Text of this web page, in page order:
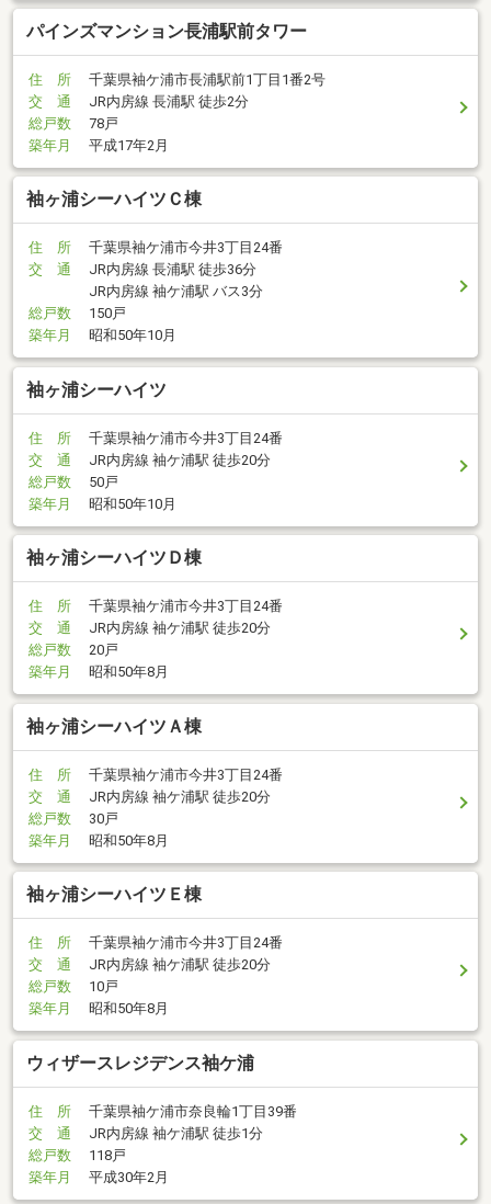
パインズマンション長浦駅前タワー
住 所
千葉県袖ケ浦市長浦駅前1丁目1番2号
交 通
JR内房線 長浦駅 徒歩2分
総戸数
78戸
築年月
平成17年2月
袖ヶ浦シーハイツＣ棟
住 所
千葉県袖ケ浦市今井3丁目24番
交 通
JR内房線 長浦駅 徒歩36分
JR内房線 袖ケ浦駅 バス3分
総戸数
150戸
築年月
昭和50年10月
袖ヶ浦シーハイツ
住 所
千葉県袖ケ浦市今井3丁目24番
交 通
JR内房線 袖ケ浦駅 徒歩20分
総戸数
50戸
築年月
昭和50年10月
袖ヶ浦シーハイツＤ棟
住 所
千葉県袖ケ浦市今井3丁目24番
交 通
JR内房線 袖ケ浦駅 徒歩20分
総戸数
20戸
築年月
昭和50年8月
袖ヶ浦シーハイツＡ棟
住 所
千葉県袖ケ浦市今井3丁目24番
交 通
JR内房線 袖ケ浦駅 徒歩20分
総戸数
30戸
築年月
昭和50年8月
袖ヶ浦シーハイツＥ棟
住 所
千葉県袖ケ浦市今井3丁目24番
交 通
JR内房線 袖ケ浦駅 徒歩20分
総戸数
10戸
築年月
昭和50年8月
ウィザースレジデンス袖ケ浦
住 所
千葉県袖ケ浦市奈良輪1丁目39番
交 通
JR内房線 袖ケ浦駅 徒歩1分
総戸数
118戸
築年月
平成30年2月